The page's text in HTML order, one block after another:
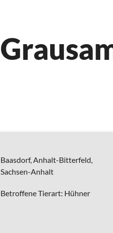
Baasdorf,Anhalt-Bitterfeld,
Sachsen-Anhalt
Betroffene Tierart: Hühner